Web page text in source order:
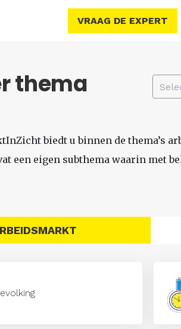
VRAAG DE EXPERT
thema
biedt u binnen de thema’s
een eigen subthema waarin met